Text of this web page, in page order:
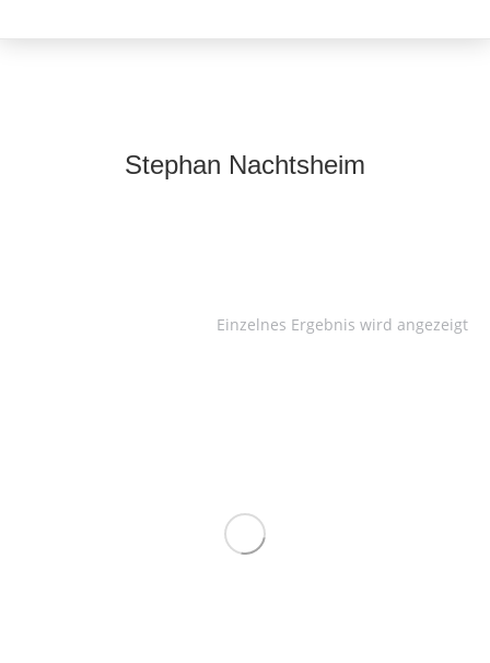
Stephan Nachtsheim
Einzelnes Ergebnis wird angezeigt